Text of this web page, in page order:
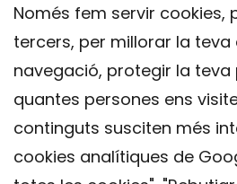
Només fem servir cookies,
tercers, per millorar la teva
navegació, protegir la teva
quantes persones ens
continguts susciten més
cookies analítiques de